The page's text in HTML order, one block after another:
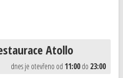
Atollo
dnes je otevřeno od 11:00do 23:00